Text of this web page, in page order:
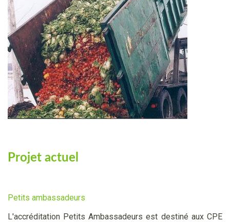
Projet actuel
Petits ambassadeurs
L'accréditation Petits Ambassadeurs est destiné aux CPE